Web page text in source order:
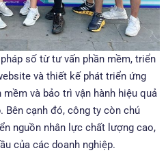
số từ tư vấn phần mềm, triển
và thiết kế phát triển ứng
và bảo trì vận hành hiệu quả
Bên cạnh đó, công ty còn chú
nguồn nhân lực chất lượng cao,
của các doanh nghiệp.